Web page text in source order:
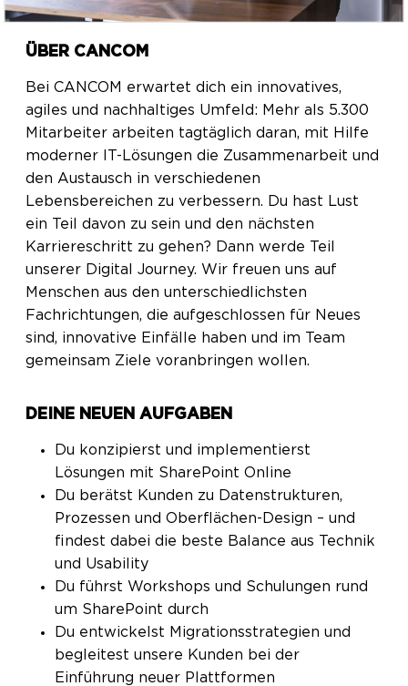
ÜBER CANCOM
Bei CANCOM erwartet dich ein innovatives,
agiles und nachhaltiges Umfeld: Mehr als 5.300
Mitarbeiter arbeiten tagtäglich daran, mit Hilfe
moderner IT-Lösungen die Zusammenarbeit und
den Austausch in verschiedenen
Lebensbereichen zu verbessern. Du hast Lust
ein Teil davon zu sein und den nächsten
Karriereschritt zu gehen? Dann werde Teil
unserer Digital Journey. Wir freuen uns auf
Menschen aus den unterschiedlichsten
Fachrichtungen, die aufgeschlossen für Neues
sind, innovative Einfälle haben und im Team
gemeinsam Ziele voranbringen wollen.
DEINE NEUEN AUFGABEN
Du konzipierst und implementierst
Lösungen mit SharePoint Online
Du berätst Kunden zu Datenstrukturen,
Prozessen und Oberflächen-Design – und
findest dabei die beste Balance aus Technik
und Usability
Du führst Workshops und Schulungen rund
um SharePoint durch
Du entwickelst Migrationsstrategien und
begleitest unsere Kunden bei der
Einführung neuer Plattformen